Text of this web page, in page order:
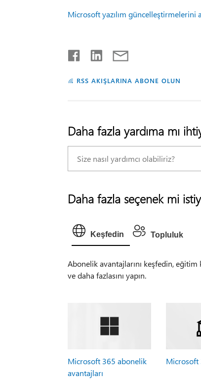
Microsoft yazılım güncelleştirmelerini
RSS AKIŞLARINA ABONE OLUN
Daha fazla yardıma mı
Daha fazla seçenek mi
Keşfedin Topluluk
Abonelik avantajlarını keşfedin, eğitim
ve daha fazlasını yapın.
Microsoft 365 abonelik
avantajları
Microsoft